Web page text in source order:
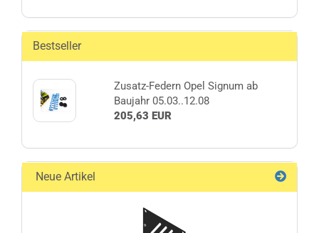
Bestseller
Zusatz-Federn Opel Signum ab
Baujahr 05.03..12.08
205,63 EUR
Neue Artikel